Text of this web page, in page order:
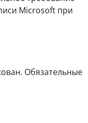
Microsoft при
Обязательные